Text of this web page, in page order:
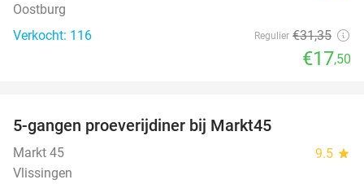
Oostburg
Verkocht: 116
Regulier €31,35
€17,50
5-gangen proeverijdiner bij Markt45
Markt 45 9.5 star
Vlissingen